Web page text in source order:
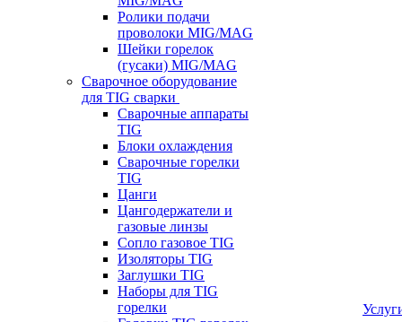
Ролики подачи
проволоки MIG/MAG
Шейки горелок
(гусаки) MIG/MAG
Сварочное оборудование
для TIG сварки
Сварочные аппараты
TIG
Блоки охлаждения
Сварочные горелки
TIG
Цанги
Цангодержатели и
газовые линзы
Сопло газовое TIG
Изоляторы TIG
Заглушки TIG
Наборы для TIG
горелки